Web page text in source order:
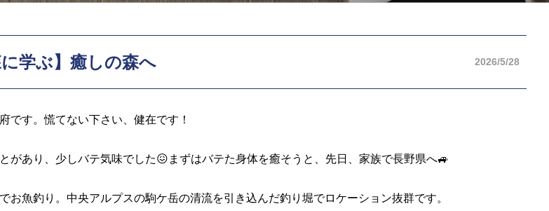
2026/5/28
に学ぶ】癒しの森へ
です。慌てない下さい、健在です！
があり、少しバテ気味でした😖まずはバテた身体を癒そうと、先日、家族で長野県へ🚙
お魚釣り。 中央アルプスの駒ケ岳の清流を引き込んだ釣り堀でロケーション抜群です。